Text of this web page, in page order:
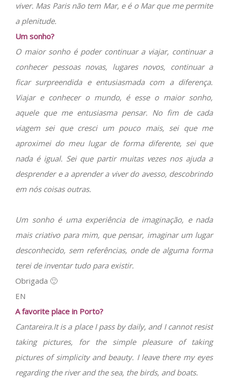
viver. Mas Paris não tem Mar, e é o Mar que me permite
a plenitude.
Um sonho?
O maior sonho é poder continuar a viajar, continuar a
conhecer pessoas novas, lugares novos, continuar a
ficar surpreendida e entusiasmada com a diferença.
Viajar e conhecer o mundo, é esse o maior sonho,
aquele que me entusiasma pensar. No fim de cada
viagem sei que cresci um pouco mais, sei que me
aproximei do meu lugar de forma diferente, sei que
nada é igual. Sei que partir muitas vezes nos ajuda a
desprender e a aprender a viver do avesso, descobrindo
em nós coisas outras.
Um sonho é uma experiência de imaginação, e nada
mais criativo para mim, que pensar, imaginar um lugar
desconhecido, sem referências, onde de alguma forma
terei de inventar tudo para existir.
Obrigada 🙂
EN
A favorite place in Porto?
Cantareira.It is a place I pass by daily, and I cannot resist
taking pictures, for the simple pleasure of taking
pictures of simplicity and beauty. I leave there my eyes
regarding the river and the sea, the birds, and boats.